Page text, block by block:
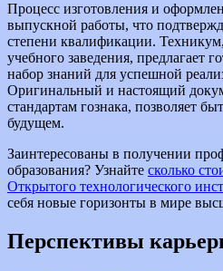
Процесс изготовления и
выпускной работы, что
степени квалификации.
учебного заведения, предлагает
набор знаний для успешной
Оригинальный и настоящий
стандартам гознака, позволяет
будущем.
Заинтересованы в получении
образования? Узнайте сколько
Открытого технологического
себя новые горизонты в мире
Перспективы